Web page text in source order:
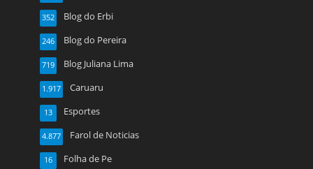
Blog do Erbi
352
Blog do Pereira
246
Blog Juliana Lima
719
Caruaru
1.917
Esportes
13
Farol de Noticias
4.877
Folha de Pe
16